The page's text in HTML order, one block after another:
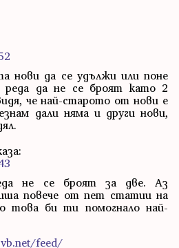
нови да се удължи или поне
реда да не се броят като 2
че най-старото от нови е
дали няма и други нови,
не се броят за две. Аз
повече от пет статии на
това би ти помогнало най-
feed/